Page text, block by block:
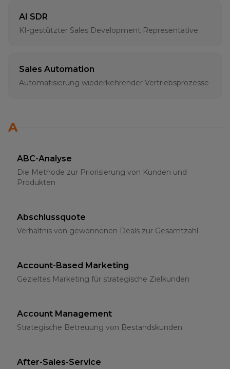
AI SDR
KI-gestützter Sales Development Representative
Sales Automation
Automatisierung wiederkehrender Vertriebsprozesse
A
ABC-Analyse
Die Methode zur Priorisierung von Kunden und
Produkten
Abschlussquote
Verhältnis von gewonnenen Deals zur Gesamtzahl
Account-Based Marketing
Gezieltes Marketing für strategische Zielkunden
Account Management
Strategische Betreuung von Bestandskunden
After-Sales-Service